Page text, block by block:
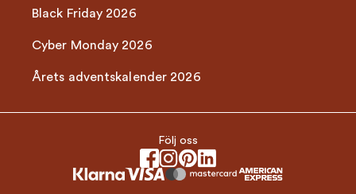
Black Friday 2026
Cyber Monday 2026
Årets adventskalender 2026
Följ oss